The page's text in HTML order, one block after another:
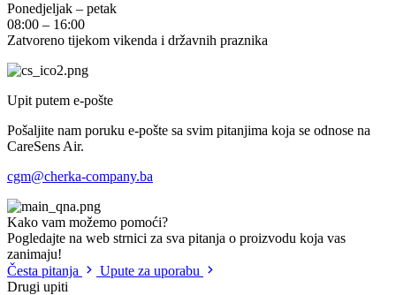
Ponedjeljak – petak
08:00 – 16:00
Zatvoreno tijekom vikenda i državnih praznika
Upit putem e-pošte
Pošaljite nam poruku e-pošte sa svim pitanjima koja se odnose na
CareSens Air.
cgm@cherka-company.ba
Kako vam možemo pomoći?
Pogledajte na web strnici za sva pitanja o proizvodu koja vas
zanimaju!
Česta pitanja
Upute za uporabu
Drugi upiti